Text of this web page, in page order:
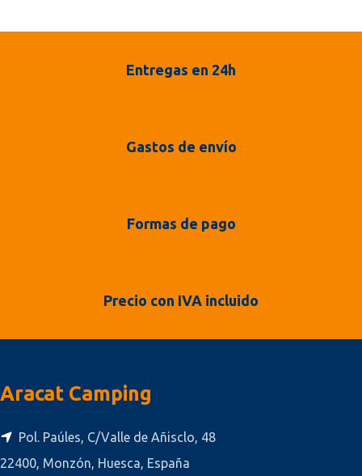
Entregas en 24h
Gastos de envío
Formas de pago
Precio con IVA incluido
Aracat Camping
Pol. Paúles, C/Valle de Añisclo, 48
22400, Monzón, Huesca, España